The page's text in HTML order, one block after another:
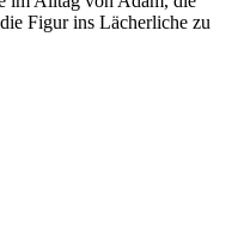
Figur ins Lächerliche zu